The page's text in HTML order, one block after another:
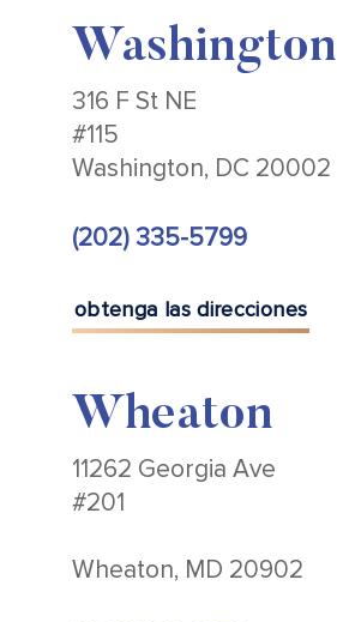
Washington
316 F St NE
#115
Washington, DC 20002
(202) 335-5799
obtenga las direcciones
Wheaton
11262 Georgia Ave
#201
Wheaton, MD 20902